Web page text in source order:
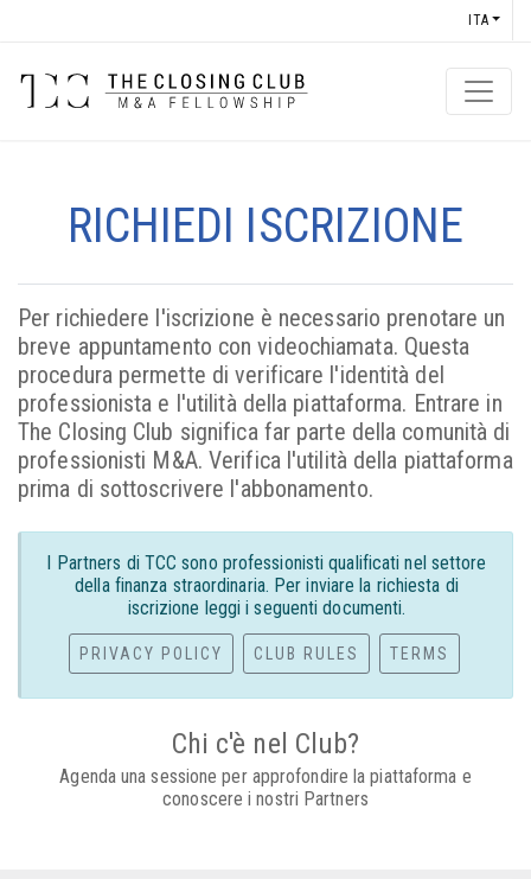
ITA
RICHIEDI ISCRIZIONE
Per richiedere l'iscrizione è necessario prenotare un
breve appuntamento con videochiamata. Questa
procedura permette di verificare l'identità del
professionista e l'utilità della piattaforma. Entrare in
The Closing Club significa far parte della comunità di
professionisti M&A. Verifica l'utilità della piattaforma
prima di sottoscrivere l'abbonamento.
I Partners di TCC sono professionisti qualificati nel settore
della finanza straordinaria. Per inviare la richiesta di
iscrizione leggi i seguenti documenti.
PRIVACY POLICY CLUB RULES TERMS
Chi c'è nel Club?
Agenda una sessione per approfondire la piattaforma e
conoscere i nostri Partners